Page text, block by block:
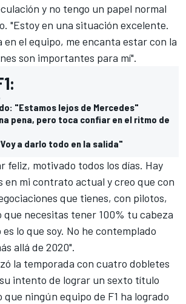
y no tengo un papel normal
"Estoy en una situación excelente.
en el equipo, me encanta estar con la
son importantes para mí".
"Estamos lejos de Mercedes"
pena, pero toca confiar en el ritmo de
a darlo todo en la salida"
feliz, motivado todos los días. Hay
en mi contrato actual y creo que con
que tienes, con pilotos,
que necesitas tener 100% tu cabeza
lo que soy. No he contemplado
allá de 2020".
la temporada con cuatro dobletes
intento de lograr un sexto título
ningún equipo de F1 ha logrado